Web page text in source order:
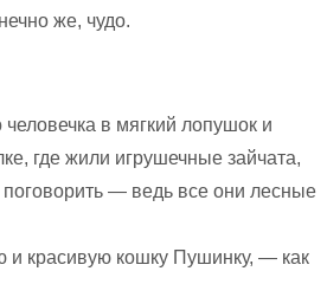
же, чудо.
в мягкий лопушок и
где жили игрушечные зайчата,
— ведь все они лесные
красивую кошку Пушинку, — как